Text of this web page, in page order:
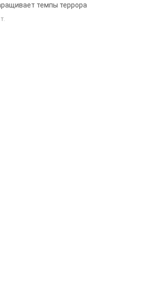
темпы террора